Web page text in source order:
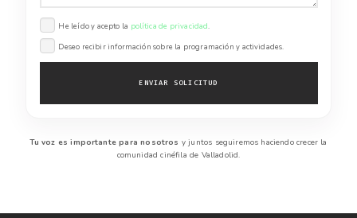
He leído y acepto la política de privacidad.
Deseo recibir información sobre la programación y actividades.
ENVIAR SOLICITUD
Tu voz es importante para nosotros y juntos seguiremos haciendo crecer la
comunidad cinéfila de Valladolid.